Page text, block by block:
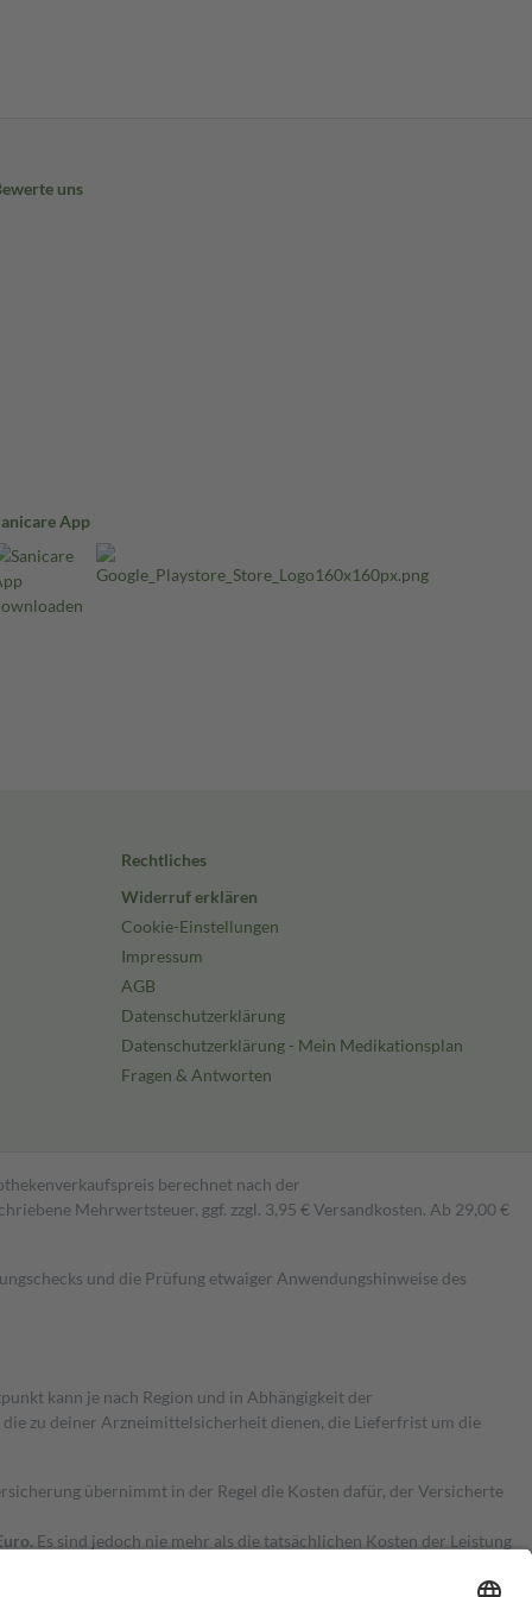
uns
App
Rechtliches
Widerruf erklären
Cookie-Einstellungen
Impressum
AGB
Datenschutzerklärung
Datenschutzerklärung - Mein Medikationsplan
Fragen & Antworten
berechnet nach der
Mehrwertsteuer, ggf. zzgl. 3,95 € Versandkosten. Ab 29,00 €
und die Prüfung etwaiger Anwendungshinweise des
kann je nach Region und in Abhängigkeit der
zu deiner Arzneimittelsicherheit dienen, die Lieferfrist um die
übernimmt in der Regel die Kosten dafür, der Versicherte
Es sind jedoch nie mehr als die tatsächlichen Kosten der Leistung